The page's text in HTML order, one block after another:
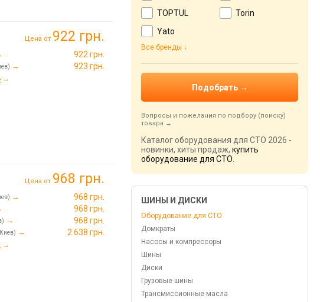
Цена от 922 грн.
922 грн.
→ 923 грн.
→
Цена от 968 грн.
→ 968 грн.
968 грн.
→ 968 грн.
→ 2 638 грн.
→
TOPTUL
Torin
Yato
Все бренды
Вопросы и пожелания по подбору (поиску)
товара
Каталог оборудования для СТО 2026 -
новинки, хиты продаж, купить
оборудование для СТО
ШИНЫ И ДИСКИ
Оборудование для СТО
Домкраты
Насосы и компрессоры
Шины
Диски
Грузовые шины
Трансмиссионные масла